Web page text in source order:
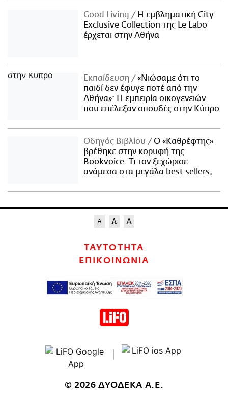
Good Living
Η εμβληματική City
Exclusive Collection της Le Labo
έρχεται στην Αθήνα
Εκπαίδευση
«Νιώσαμε ότι το
παιδί δεν έφυγε ποτέ από την
Αθήνα»: Η εμπειρία οικογενειών
που επέλεξαν σπουδές στην Κύπρο
Οδηγός Βιβλίου
Ο «Καθρέφτης»
βρέθηκε στην κορυφή της
Bookvoice. Τι τον ξεχώρισε
ανάμεσα στα μεγάλα best sellers;
ΤΑΥΤΟΤΗΤΑ
ΕΠΙΚΟΙΝΩΝΙΑ
© 2026 ΔΥΟΔΕΚΑ Α.Ε.